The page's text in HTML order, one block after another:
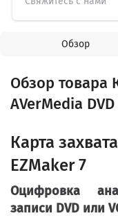
Обзор
Обзор товара
AVerMedia
Карта
EZMaker 7
Оцифровка
записи DVD или